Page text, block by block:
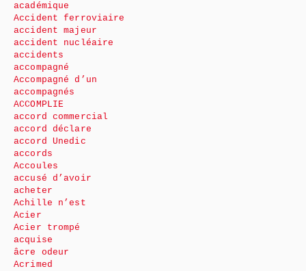
académique
Accident ferroviaire
accident majeur
accident nucléaire
accidents
accompagné
Accompagné d’un
accompagnés
ACCOMPLIE
accord commercial
accord déclare
accord Unedic
accords
Accoules
accusé d’avoir
acheter
Achille n’est
Acier
Acier trompé
acquise
âcre odeur
Acrimed